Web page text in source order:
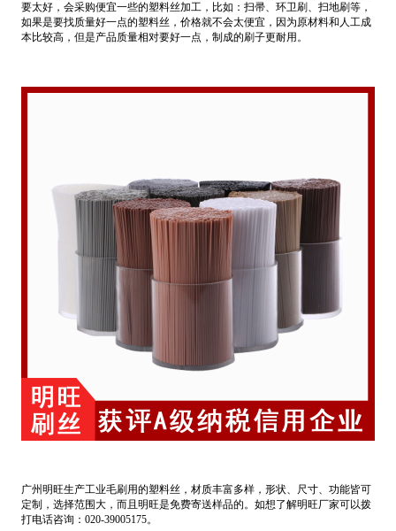
要太好，会采购便宜一些的塑料丝加工，比如：扫帚、环卫刷、扫地刷等，
如果是要找质量好一点的塑料丝，价格就不会太便宜，因为原材料和人工成
本比较高，但是产品质量相对要好一点，制成的刷子更耐用。
广州明旺生产工业毛刷用的塑料丝，材质丰富多样，形状、尺寸、功能皆可
定制，选择范围大，而且明旺是免费寄送样品的。如想了解明旺厂家可以拨
打电话咨询：020-39005175。